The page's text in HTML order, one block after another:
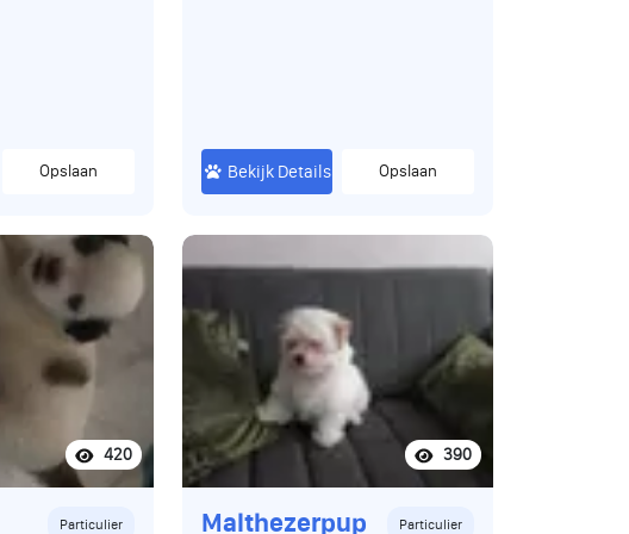
medische in orde. Heeft u
intresse in een pup of vragen
dan mag u altijd contact
opnemen. Langs komen mag
Opslaan Bekijk Details Opslaan
420
Particulier
390
Malthezerpup Particulier